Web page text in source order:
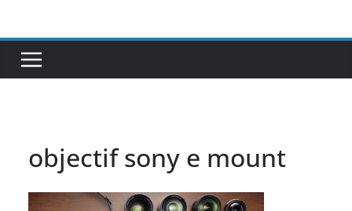
contenu
objectif sony e mount